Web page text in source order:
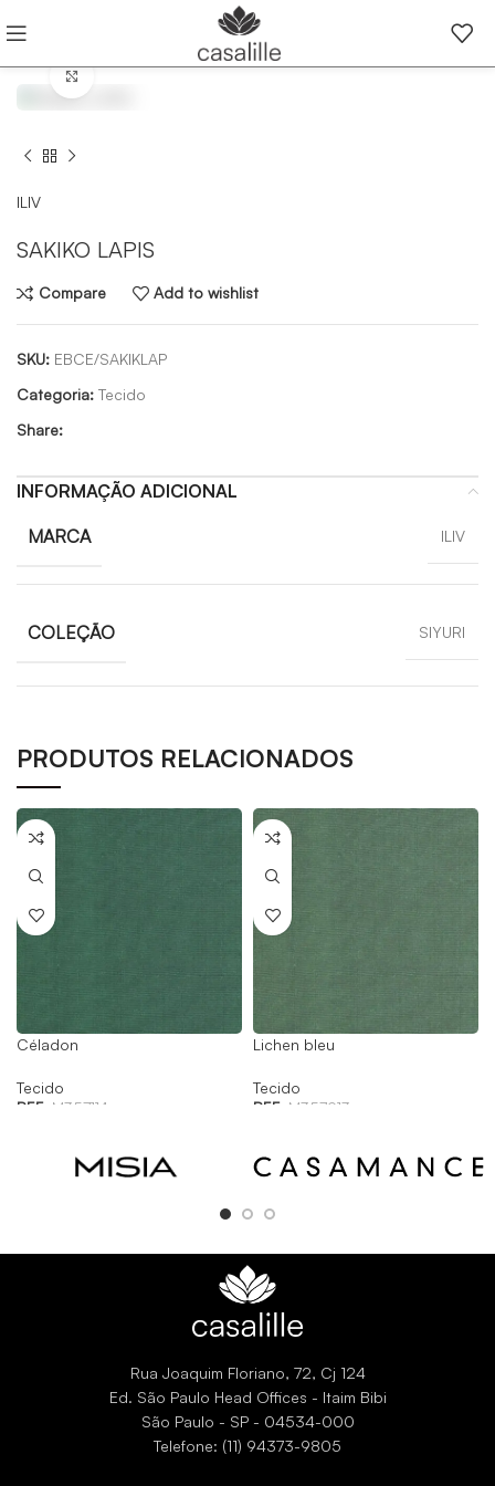
ILIV
SAKIKO LAPIS
Compare Add to wishlist
SKU: EBCE/SAKIKLAP
Categoria: Tecido
Share:
INFORMAÇÃO ADICIONAL
MARCA ILIV
COLEÇÃO SIYURI
PRODUTOS RELACIONADOS
Céladon
Tecido
REF: M357114
Lichen bleu
Tecido
REF: M357913
Rua Joaquim Floriano, 72, Cj 124
Ed. São Paulo Head Offices - Itaim Bibi
São Paulo - SP - 04534-000
Telefone: (11) 94373-9805